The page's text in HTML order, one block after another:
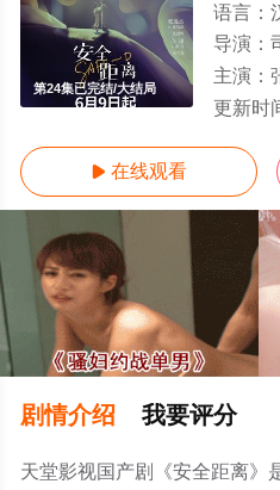
第24集已完结/大结局
语言：
导演：
主演：
更新时
 在线观看
剧情介绍 我要评分
天堂影视国产剧《安全距离》